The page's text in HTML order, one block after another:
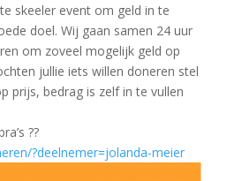
skeeler event om geld in te
doel. Wij gaan samen 24 uur
om zoveel mogelijk geld op
jullie iets willen doneren stel
prijs, bedrag is zelf in te vullen
??
?deelnemer=jolanda-meier